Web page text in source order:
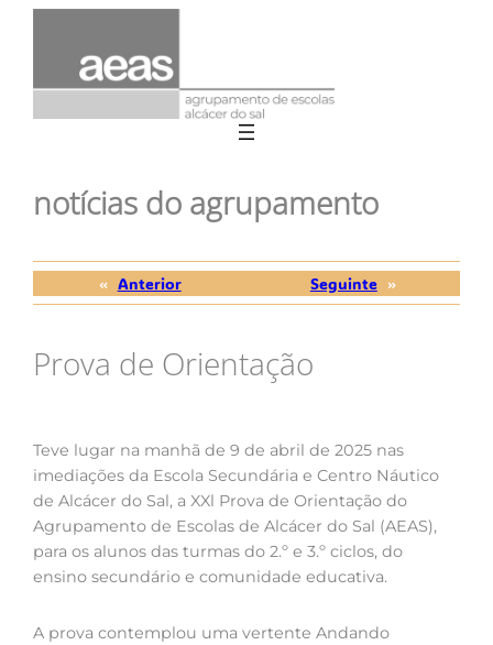
conteúdo
notícias do agrupamento
« Anterior Seguinte »
Prova de Orientação
Teve lugar na manhã de 9 de abril de 2025 nas
imediações da Escola Secundária e Centro Náutico
de Alcácer do Sal, a XXl Prova de Orientação do
Agrupamento de Escolas de Alcácer do Sal (AEAS),
para os alunos das turmas do 2.º e 3.º ciclos, do
ensino secundário e comunidade educativa.
A prova contemplou uma vertente Andando